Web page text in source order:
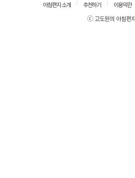
아침편지 소개 추천하기 이용약관
ⓒ 고도원의 아침편지